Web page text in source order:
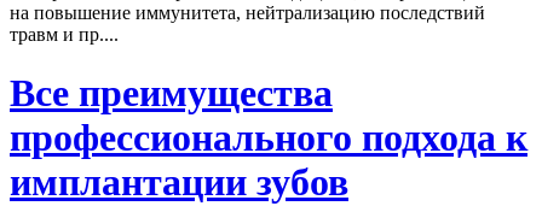
на повышение иммунитета, нейтрализацию последствий
травм и пр....
Все преимущества
профессионального подхода к
имплантации зубов